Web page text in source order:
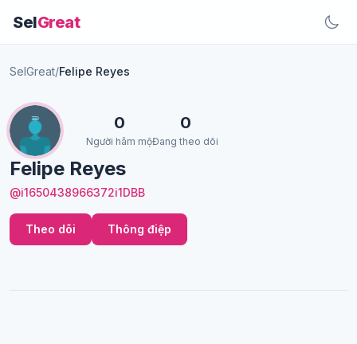
SelGreat
SelGreat/Felipe Reyes
Felipe Reyes
@i1650438966372i1DBB
0
Người hâm mộ
0
Đang theo dõi
Theo dõi Thông điệp